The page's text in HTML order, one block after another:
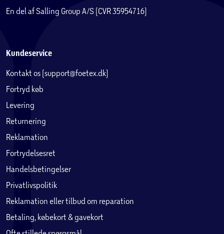
En del af Salling Group A/S (CVR 35954716)
Kundeservice
Kontakt os (support@foetex.dk)
Fortryd køb
Levering
Returnering
Reklamation
Fortrydelsesret
Handelsbetingelser
Privatlivspolitik
Reklamation eller tilbud om reparation
Betaling, købekort & gavekort